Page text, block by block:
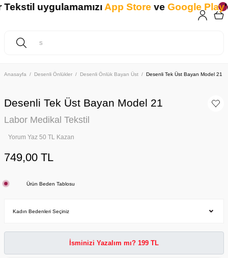
Anasayfa Desenli Önlükler Desenli Önlük Bayan Üst Desenli Tek Üst Bayan Model 21
Desenli Tek Üst Bayan Model 21
Labor Medikal Tekstil
Yorum Yaz 50 TL Kazan
749,00 TL
Ürün Beden Tablosu
İsminizi Yazalım mı? 199 TL
uygulamamızıApp StoreveGoogle Play